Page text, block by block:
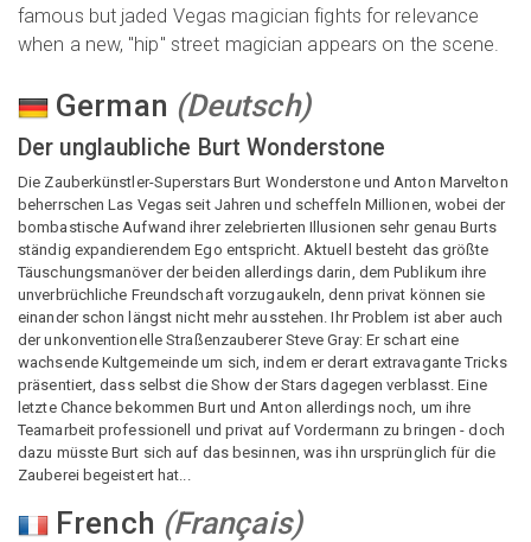
famous but jaded Vegas magician fights for relevance
when a new, "hip" street magician appears on the scene.
German (Deutsch)
Der unglaubliche Burt Wonderstone
Die Zauberkünstler-Superstars Burt Wonderstone und Anton Marvelton
beherrschen Las Vegas seit Jahren und scheffeln Millionen, wobei der
bombastische Aufwand ihrer zelebrierten Illusionen sehr genau Burts
ständig expandierendem Ego entspricht. Aktuell besteht das größte
Täuschungsmanöver der beiden allerdings darin, dem Publikum ihre
unverbrüchliche Freundschaft vorzugaukeln, denn privat können sie
einander schon längst nicht mehr ausstehen. Ihr Problem ist aber auch
der unkonventionelle Straßenzauberer Steve Gray: Er schart eine
wachsende Kultgemeinde um sich, indem er derart extravagante Tricks
präsentiert, dass selbst die Show der Stars dagegen verblasst. Eine
letzte Chance bekommen Burt und Anton allerdings noch, um ihre
Teamarbeit professionell und privat auf Vordermann zu bringen - doch
dazu müsste Burt sich auf das besinnen, was ihn ursprünglich für die
Zauberei begeistert hat...
French (Français)